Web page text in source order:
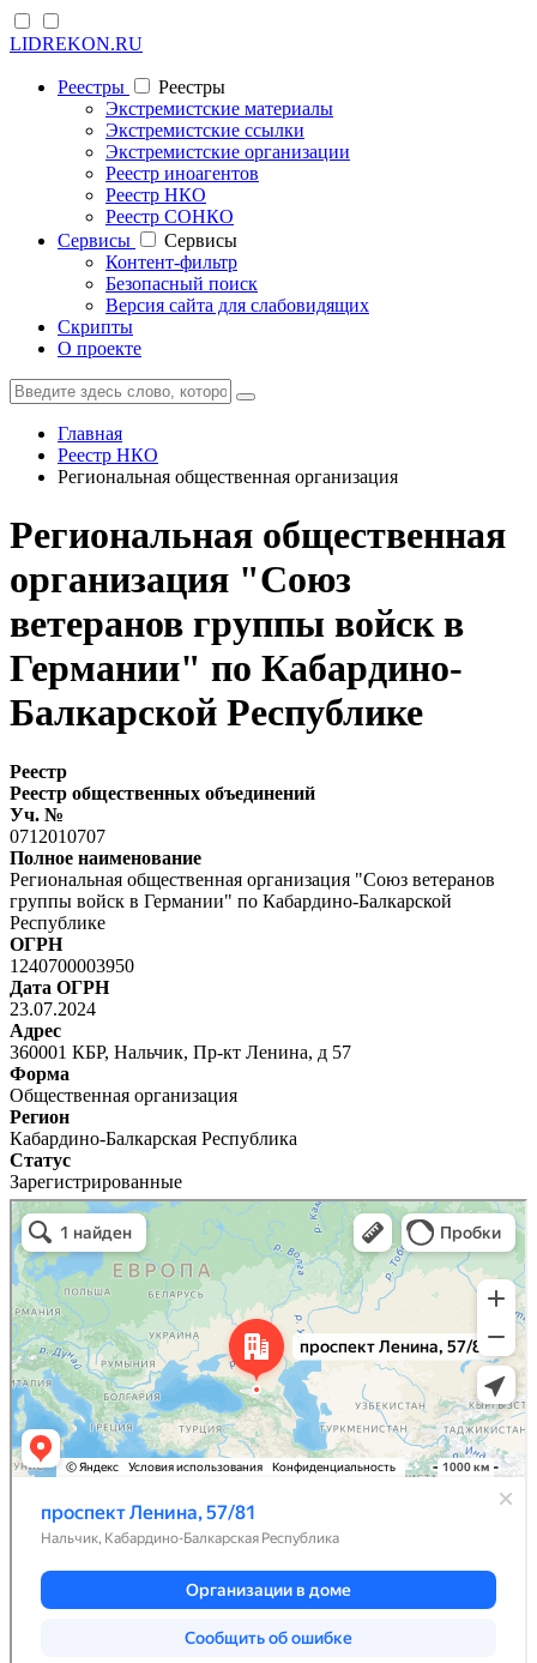
LIDREKON.RU
Реестры
Реестры
Экстремистские материалы
Экстремистские ссылки
Экстремистские организации
Реестр иноагентов
Реестр НКО
Реестр СОНКО
Cервисы
Cервисы
Контент-фильтр
Безопасный поиск
Версия сайта для слабовидящих
Скрипты
О проекте
Главная
Реестр НКО
Региональная общественная организация
Региональная общественная
организация "Союз
ветеранов группы войск в
Германии" по Кабардино-
Балкарской Республике
Реестр
Реестр общественных объединений
Уч. №
0712010707
Полное наименование
Региональная общественная организация "Союз ветеранов
группы войск в Германии" по Кабардино-Балкарской
Республике
ОГРН
1240700003950
Дата ОГРН
23.07.2024
Адрес
360001 КБР, Нальчик, Пр-кт Ленина, д 57
Форма
Общественная организация
Регион
Кабардино-Балкарская Республика
Статус
Зарегистрированные